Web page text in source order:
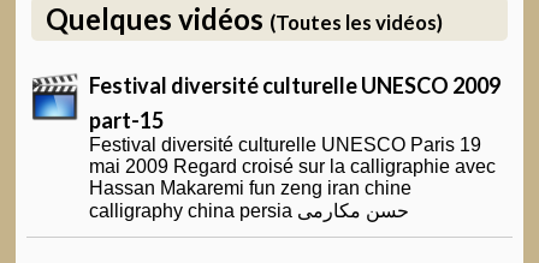
Quelques vidéos (Toutes les vidéos)
Festival diversité culturelle UNESCO 2009
part-15
Festival diversité culturelle UNESCO Paris 19
mai 2009 Regard croisé sur la calligraphie avec
Hassan Makaremi fun zeng iran chine
calligraphy china persia حسن مکارمی